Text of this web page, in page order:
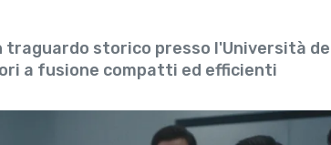
storico presso l'Università
a fusione compatti ed efficienti